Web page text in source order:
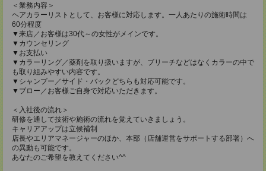
＜業務内容＞
ヘアカラーリストとして、お客様に対応します。一人あたりの施術時間は
60分程度
▼来店／お客様は30代～の女性がメインです。
▼カウンセリング
▼お支払い
▼カラーリング／薬剤を取り扱いますが、ブリーチなどはなくカラーの中で
も取り組みやすい内容です。
▼シャンプー／サイド・バックどちらも対応可能です。
▼ブロー／お客様ご自身で対応いただきます。
＜入社後の流れ＞
研修を通して技術や施術の流れを覚えていきましょう。
キャリアアップは立候補制
店長やエリアマネージャーのほか、本部（店舗運営をサポートする部署）へ
の異動も可能です。
あなたのご希望を教えてください^^